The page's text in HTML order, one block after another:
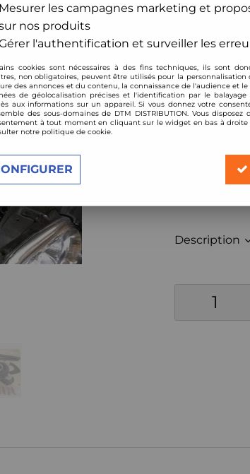
Kit
Soyez le
5799,00
Réf. :
Compatible:
Description
Mesurer les campagnes marketing et
nos produits
l'authentification et surveiller les
cookies sont nécessaires à des fins techniques, ils sont
non obligatoires, peuvent être utilisés pour la
des annonces et du contenu, la connaissance de l'audience et
de géolocalisation précises et l'identification par le
aux informations sur un appareil. Si vous donnez votre
des sous-domaines de DTM DISTRIBUTION. Vous
à tout moment en cliquant sur le widget en bas à droite
notre politique de cookie.